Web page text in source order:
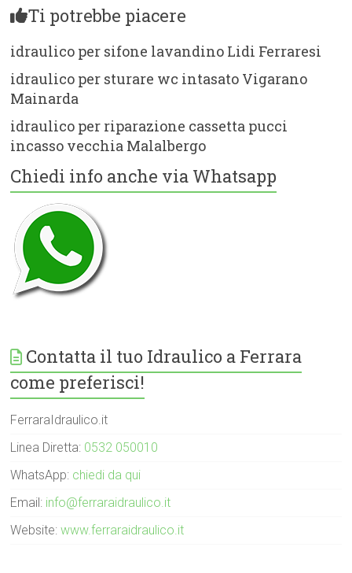
Ti potrebbe piacere
idraulico per sifone lavandino Lidi Ferraresi
idraulico per sturare wc intasato Vigarano
Mainarda
idraulico per riparazione cassetta pucci
incasso vecchia Malalbergo
Chiedi info anche via Whatsapp
Contatta il tuo Idraulico a Ferrara
come preferisci!
FerraraIdraulico.it
Linea Diretta: 0532 050010
WhatsApp: chiedi da qui
Email: info@ferraraidraulico.it
Website:www.ferraraidraulico.it